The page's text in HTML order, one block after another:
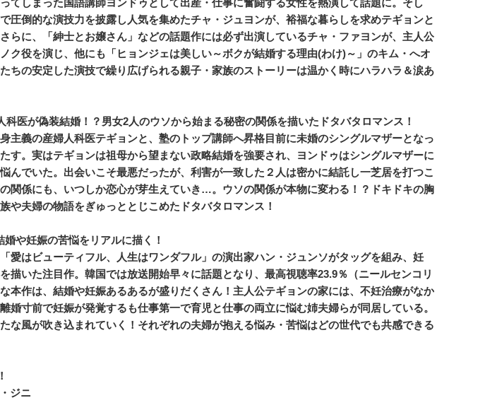
てしまった国語講師ヨンドゥとして出産・仕事に奮闘する女性を熱演して話題に。そし
圧倒的な演技力を披露し人気を集めたチャ・ジュヨンが、裕福な暮らしを求めテギョンと
らに、「紳士とお嬢さん」などの話題作には必ず出演しているチャ・ファヨンが、主人公
ク役を演じ、他にも「ヒョンジェは美しい～ボクが結婚する理由(わけ)～」のキム・へオ
ちの安定した演技で繰り広げられる親子・家族のストーリーは温かく時にハラハラ＆涙あ
医が偽装結婚！？男女2人のウソから始まる秘密の関係を描いたドタバタロマンス！
主義の産婦人科医テギョンと、塾のトップ講師へ昇格目前に未婚のシングルマザーとなっ
す。実はテギョンは祖母から望まない政略結婚を強要され、ヨンドゥはシングルマザーに
んでいた。出会いこそ最悪だったが、利害が一致した２人は密かに結託し一芝居を打つこ
関係にも、いつしか恋心が芽生えていき…。ウソの関係が本物に変わる！？ドキドキの胸
や夫婦の物語をぎゅっととじこめたドタバタロマンス！
や妊娠の苦悩をリアルに描く！
愛はビューティフル、人生はワンダフル」の演出家ハン・ジュンソがタッグを組み、妊
描いた注目作。韓国では放送開始早々に話題となり、最高視聴率23.9％（ニールセンコリ
本作は、結婚や妊娠あるあるが盛りだくさん！主人公テギョンの家には、不妊治療がなか
婚寸前で妊娠が発覚するも仕事第一で育児と仕事の両立に悩む姉夫婦らが同居している。
な風が吹き込まれていく！それぞれの夫婦が抱える悩み・苦悩はどの世代でも共感できる
ジニ